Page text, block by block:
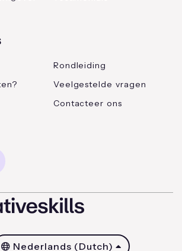
Rondleiding
Veelgestelde vragen
Contacteer ons
Nederlands (Dutch)